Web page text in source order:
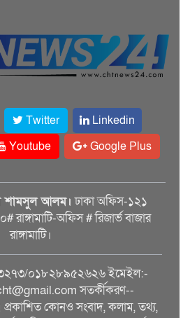
Twitter
Linkedin
Youtube Google Plus
আলম। ঢাকা অফিস-১২১
রাঙ্গামাটি-অফিস # রিজার্ভ বাজার
রাঙ্গামাটি।
০১৮২৮৯৫২৬২৬ ইমেইল:-
সতর্কীকরণ--
কোনও সংবাদ, কলাম, তথ্য,